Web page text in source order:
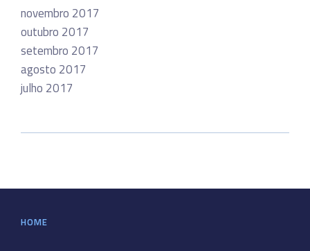
novembro 2017
outubro 2017
setembro 2017
agosto 2017
julho 2017
HOME